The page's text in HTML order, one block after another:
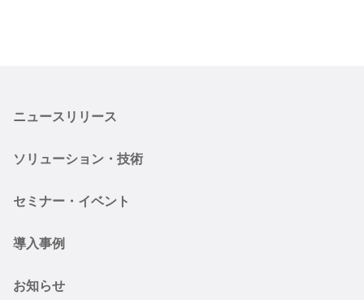
ニュースリリース
ソリューション・技術
セミナー・イベント
導入事例
お知らせ